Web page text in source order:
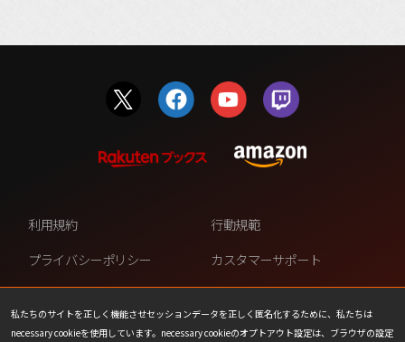
私たちのサイトを正しく機能させセッションデータを正しく匿名化するために、私たちは
necessary cookieを使用しています。necessary cookieのオプトアウト設定は、ブラウザの設定
利用規約
行動規範
プライバシーポリシー
カスタマーサポート
ファンコンテンツ・ポリシー
個人情報の販売や共有を許可し
ない